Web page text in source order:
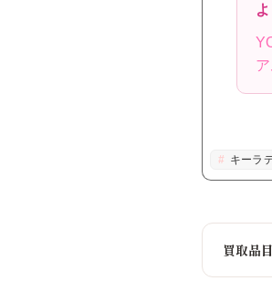
キーラ
買取品